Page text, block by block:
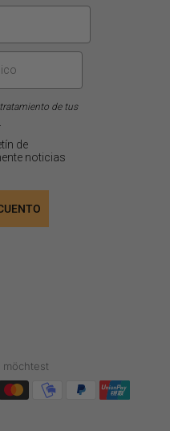
de tus
de
noticias